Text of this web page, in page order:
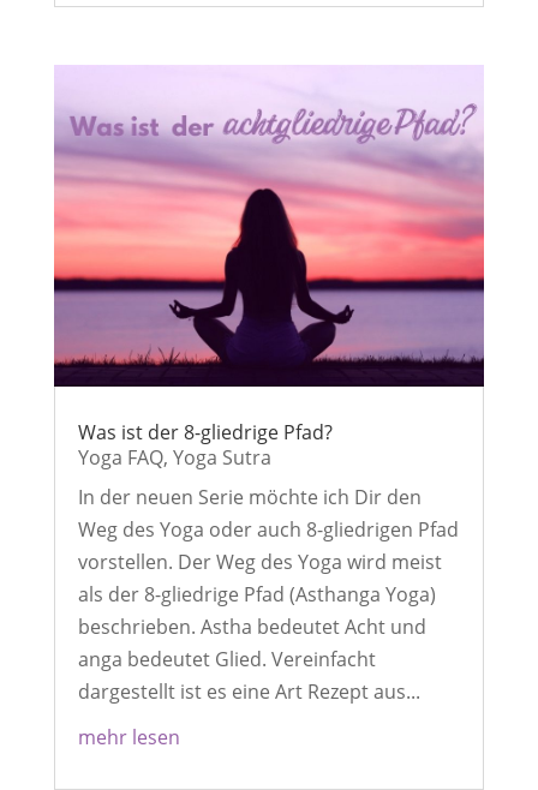
Was ist der 8-gliedrige Pfad?
Yoga FAQ, Yoga Sutra
In der neuen Serie möchte ich Dir den
Weg des Yoga oder auch 8-gliedrigen Pfad
vorstellen. Der Weg des Yoga wird meist
als der 8-gliedrige Pfad (Asthanga Yoga)
beschrieben. Astha bedeutet Acht und
anga bedeutet Glied. Vereinfacht
dargestellt ist es eine Art Rezept aus...
mehr lesen